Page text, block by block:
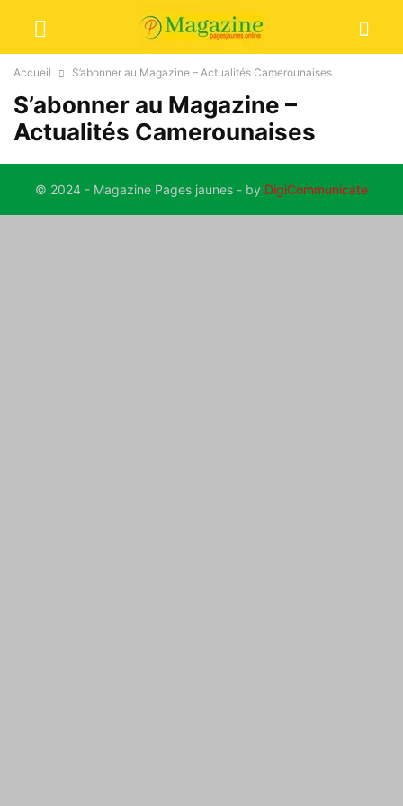
Accueil S’abonner au Magazine – Actualités Camerounaises
S’abonner au Magazine –
Actualités Camerounaises
© 2024 - Magazine Pages jaunes - by DigiCommunicate